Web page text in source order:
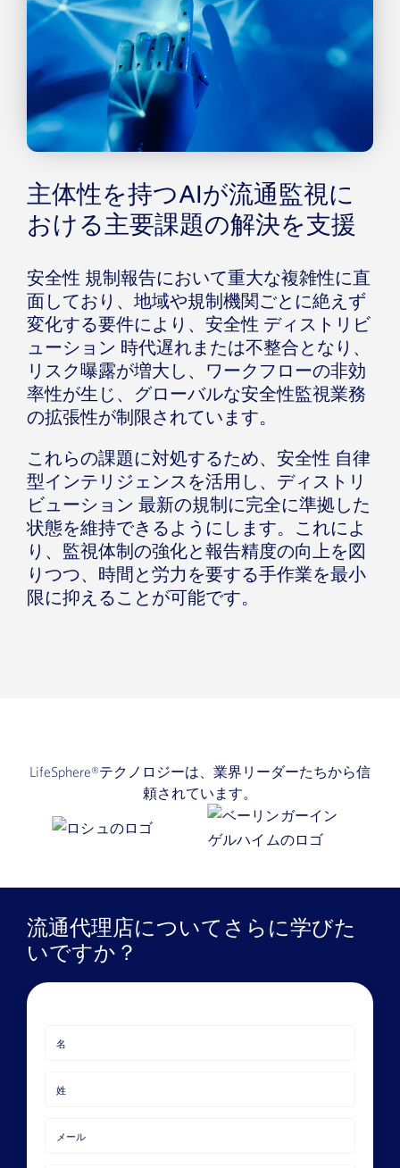
主体性を持つAIが流通監視に
おける主要課題の解決を支援
安全性 規制報告において重大な複雑性に直
面しており、地域や規制機関ごとに絶えず
変化する要件により、安全性 ディストリビ
ューション 時代遅れまたは不整合となり、
リスク曝露が増大し、ワークフローの非効
率性が生じ、グローバルな安全性監視業務
の拡張性が制限されています。
これらの課題に対処するため、安全性 自律
型インテリジェンスを活用し、ディストリ
ビューション 最新の規制に完全に準拠した
状態を維持できるようにします。これによ
り、監視体制の強化と報告精度の向上を図
りつつ、時間と労力を要する手作業を最小
限に抑えることが可能です。
LifeSphere®テクノロジーは、業界リーダーたちから信
頼されています。
流通代理店についてさらに学びた
いですか？